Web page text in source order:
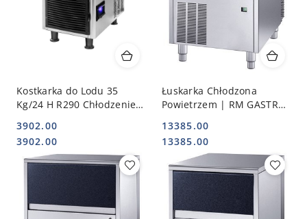
Kostkarka do Lodu 35
Kg/24 H R290 Chłodzenie
Cena:
3902.00
Cena:
3902.00
Łuskarka Chłodzona
Powietrzem | RM GASTRO
Cena:
13385.00
Cena:
13385.00